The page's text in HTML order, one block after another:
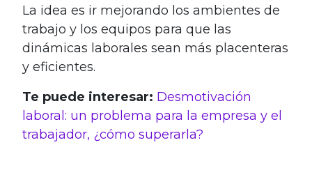
La idea es ir mejorando los ambientes de
trabajo y los equipos para que las
dinámicas laborales sean más placenteras
y eficientes.
Te puede interesar: Desmotivación
laboral: un problema para la empresa y el
trabajador, ¿cómo superarla?